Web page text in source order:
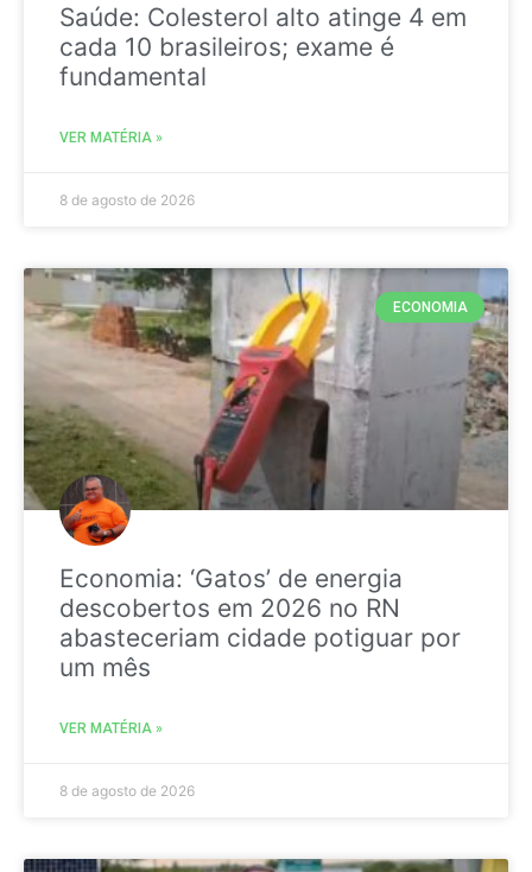
Saúde: Colesterol alto atinge 4 em
cada 10 brasileiros; exame é
fundamental
VER MATÉRIA »
8 de agosto de 2026
ECONOMIA
Economia: ‘Gatos’ de energia
descobertos em 2026 no RN
abasteceriam cidade potiguar por
um mês
VER MATÉRIA »
8 de agosto de 2026